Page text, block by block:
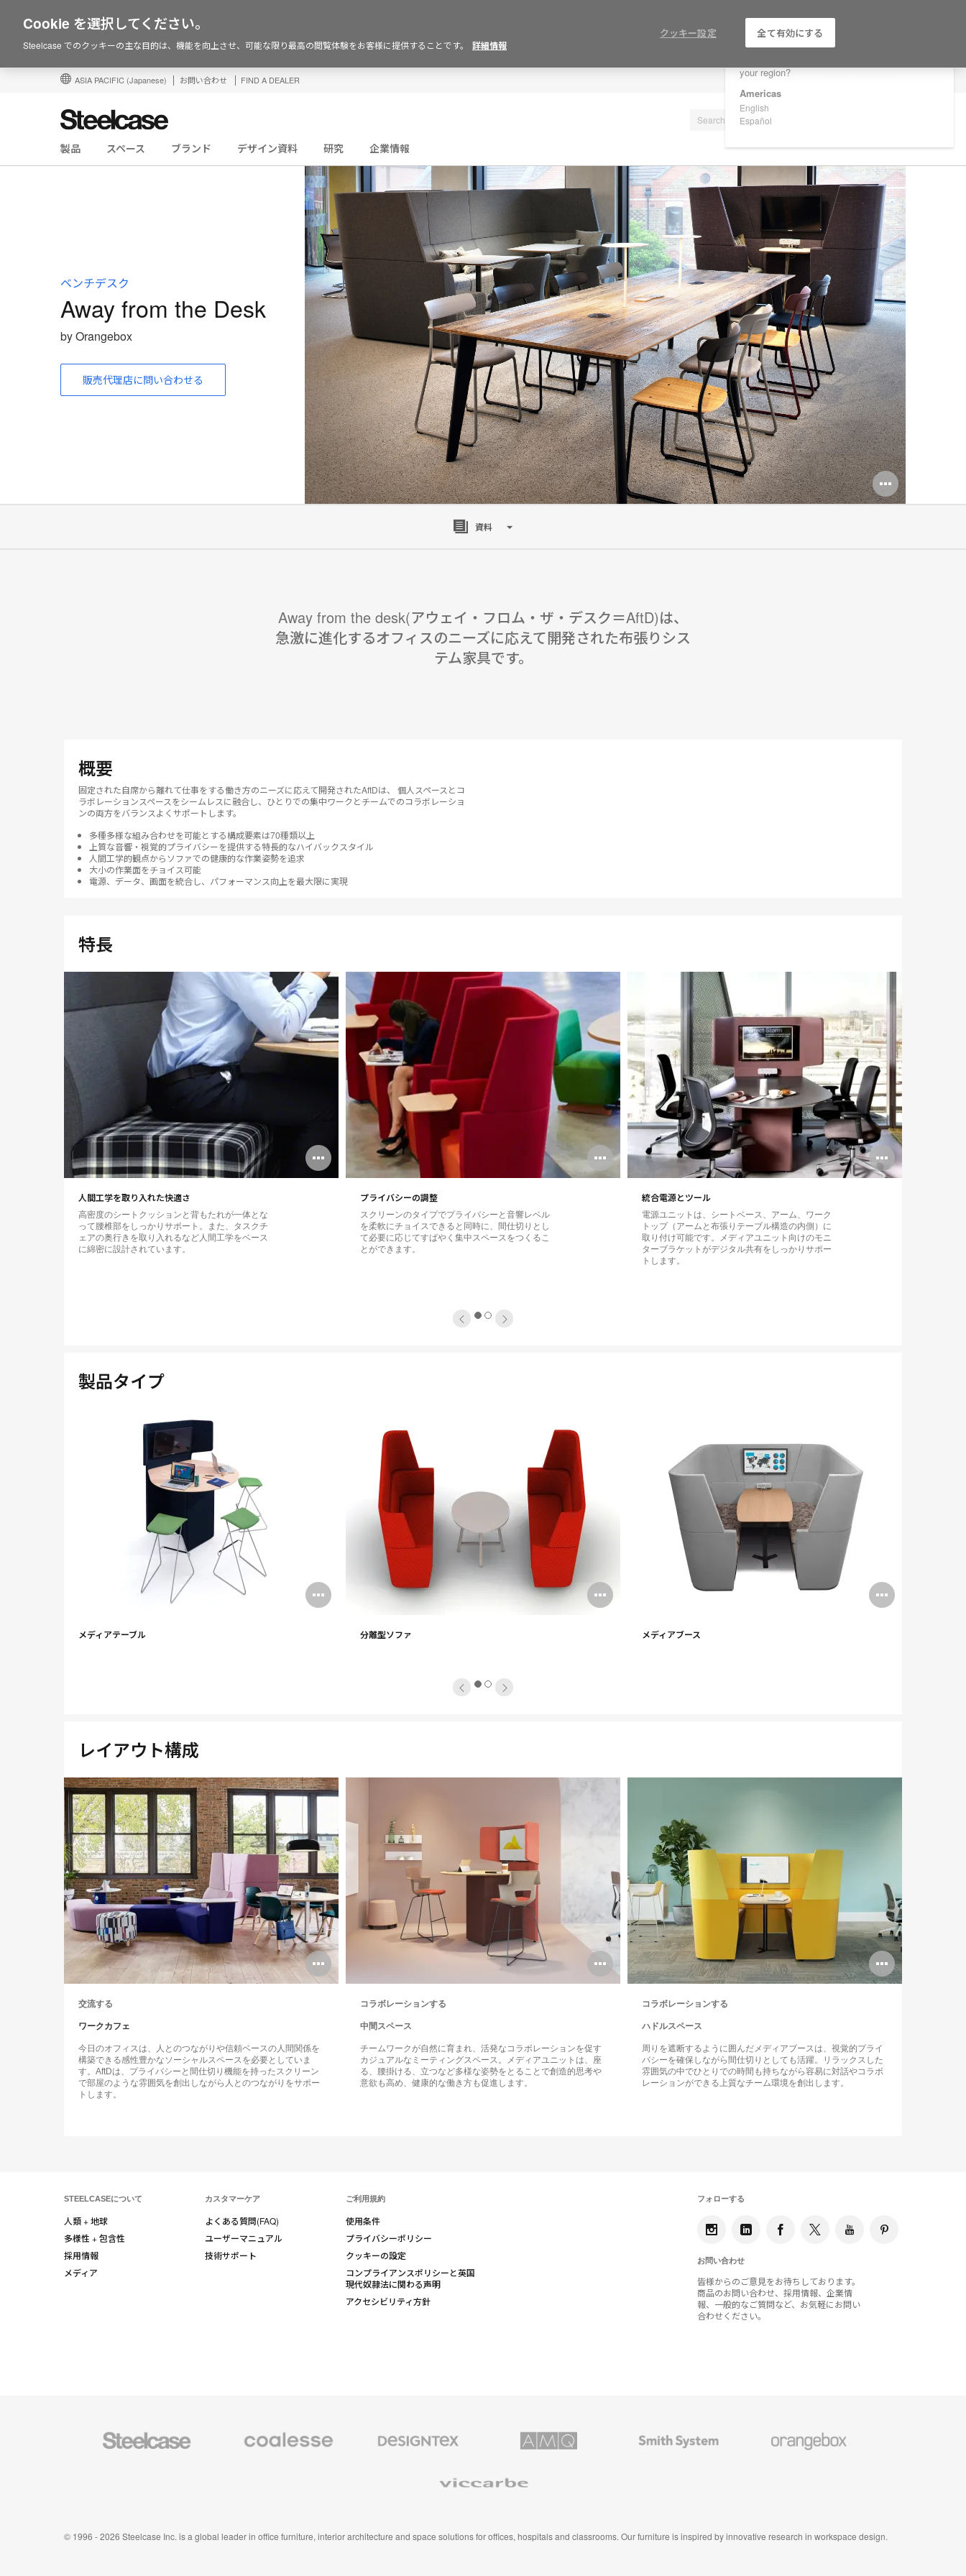
Are you in United States?
your region?
Americas
English
Español
ASIA PACIFIC (Japanese) お問い合わせ FIND A DEALER
製品 スペース ブランド デザイン資料 研究 企業情報
Open
image
ベンチデスク
Away from the Desk
by Orangebox
販売代理店に問い合わせる
資料
Away from the desk(アウェイ・フロム・ザ・デスク＝AftD)は、
急激に進化するオフィスのニーズに応えて開発された布張りシス
テム家具です。
概要
固定された自席から離れて仕事をする働き方のニーズに応えて開発されたAftDは、 個人スペースとコ
ラボレーションスペースをシームレスに融合し、ひとりでの集中ワークとチームでのコラボレーショ
ンの両方をバランスよくサポートします。
多種多様な組み合わせを可能とする構成要素は70種類以上
上質な音響・視覚的プライバシーを提供する特長的なハイバックスタイル
人間工学的観点からソファでの健康的な作業姿勢を追求
大小の作業面をチョイス可能
電源、データ、画面を統合し、パフォーマンス向上を最大限に実現
特長
Open
image
tooltip
人間工学を取り入れた快適さ
高密度のシートクッションと背もたれが一体とな
って腰椎部をしっかりサポート。また、タスクチ
ェアの奥行きを取り入れるなど人間工学をベース
に綿密に設計されています。
Open
image
tooltip
プライバシーの調整
スクリーンのタイプでプライバシーと音響レベル
を柔軟にチョイスできると同時に、間仕切りとし
て必要に応じてすばやく集中スペースをつくるこ
とができます。
Open
image
統合電源とツール
電源ユニットは、シートベース、アーム、ワーク
トップ（アームと布張りテーブル構造の内側）に
取り付け可能です。メディアユニット向けのモニ
ターブラケットがデジタル共有をしっかりサポー
トします。
12
製品タイプ
Open
tooltip
メディアテーブル
Open
tooltip
分離型ソファ
Open
メディアブース
12
レイアウト構成
Open
image
tooltip
交流する
ワークカフェ
今日のオフィスは、人とのつながりや信頼ベースの人間関係を
構築できる感性豊かなソーシャルスペースを必要としていま
す。AftDは、プライバシーと間仕切り機能を持ったスクリーン
で部屋のような雰囲気を創出しながら人とのつながりをサポー
トします。
Open
image
tooltip
コラボレーションする
中間スペース
チームワークが自然に育まれ、活発なコラボレーションを促す
カジュアルなミーティングスペース。メディアユニットは、座
る、腰掛ける、立つなど多様な姿勢をとることで創造的思考や
意欲も高め、健康的な働き方も促進します。
Open
image
コラボレーションする
ハドルスペース
周りを遮断するように囲んだメディアブースは、視覚的プライ
バシーを確保しながら間仕切りとしても活躍。リラックスした
雰囲気の中でひとりでの時間も持ちながら容易に対話やコラボ
レーションができる上質なチーム環境を創出します。
STEELCASEについて
人類 + 地球
多様性 + 包含性
採用情報
メディア
カスタマーケア
よくある質問(FAQ)
ユーザーマニュアル
技術サポート
ご利用規約
使用条件
プライバシーポリシー
クッキーの設定
コンプライアンスポリシーと英国
現代奴隷法に関わる声明
アクセシビリティ方針
フォローする
お問い合わせ
皆様からのご意見をお待ちしております。
商品のお問い合わせ、採用情報、企業情
報、一般的なご質問など、お気軽にお問い
合わせください。
Steelcase
ィ
ウ
System
© 1996 - 2026 Steelcase Inc. is a global leader in office furniture, interior architecture and space solutions for offices, hospitals and classrooms. Our furniture is inspired by innovative research in workspace design.
Cookie を選択してください。
Steelcase でのクッキーの主な目的は、機能を向上させ、可能な限り最高の閲覧体験をお客様に提供することです。 詳細情報
クッキー設定 全て有効にする